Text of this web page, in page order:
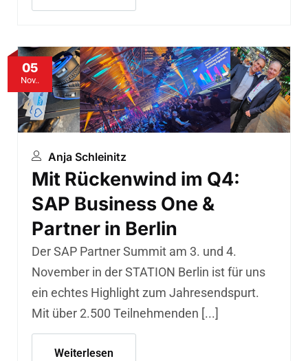
05
Nov..
Anja Schleinitz
Mit Rückenwind im Q4:
SAP Business One &
Partner in Berlin
Der SAP Partner Summit am 3. und 4.
November in der STATION Berlin ist für uns
ein echtes Highlight zum Jahresendspurt.
Mit über 2.500 Teilnehmenden [...]
Weiterlesen